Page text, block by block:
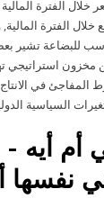
خلال الفترة
خلال الفترة
للبضاعة تشير
مخزون استراتيجي
المفاجئ في
السياسية
نفسها